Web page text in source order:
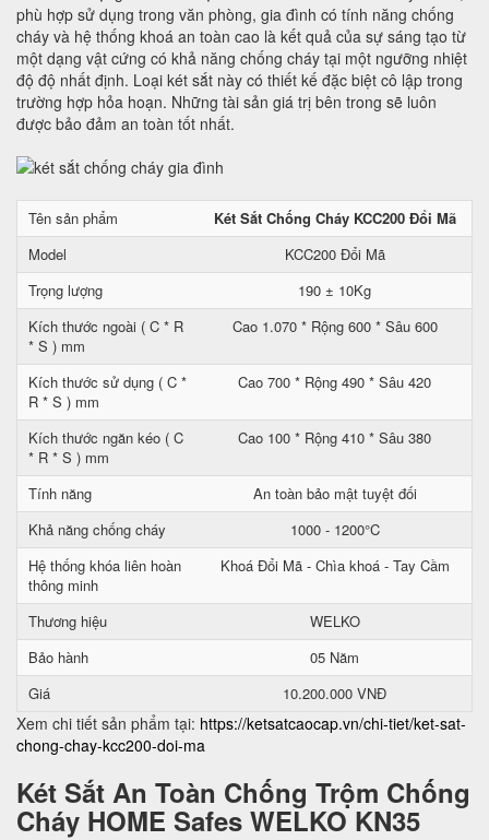
phù hợp sử dụng trong văn phòng, gia đình có tính năng chống
cháy và hệ thống khoá an toàn cao là kết quả của sự sáng tạo từ
một dạng vật cứng có khả năng chống cháy tại một ngưỡng nhiệt
độ độ nhất định. Loại két sắt này có thiết kế đặc biệt cô lập trong
trường hợp hỏa hoạn. Những tài sản giá trị bên trong sẽ luôn
được bảo đảm an toàn tốt nhất.
Tên sản phẩm
Két Sắt Chống Cháy KCC200 Đổi Mã
Model
KCC200 Đổi Mã
Trọng lượng
190 ± 10Kg
Kích thước ngoài ( C * R
* S ) mm
Cao 1.070 * Rộng 600 * Sâu 600
Kích thước sử dụng ( C *
R * S ) mm
Cao 700 * Rộng 490 * Sâu 420
Kích thước ngăn kéo ( C
* R * S ) mm
Cao 100 * Rộng 410 * Sâu 380
Tính năng
An toàn bảo mật tuyệt đối
Khả năng chống cháy
1000 - 1200°C
Hệ thống khóa liên hoàn
thông minh
Khoá Đổi Mã - Chìa khoá - Tay Cầm
Thương hiệu
WELKO
Bảo hành
05 Năm
Giá
10.200.000 VNĐ
Xem chi tiết sản phẩm tại: https://ketsatcaocap.vn/chi-tiet/ket-sat-
chong-chay-kcc200-doi-ma
Két Sắt An Toàn Chống Trộm Chống
Cháy HOME Safes WELKO KN35